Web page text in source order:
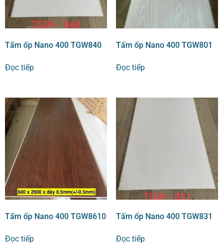
Tấm ốp Nano 400 TGW840
Đọc tiếp
Tấm ốp Nano 400 TGW801
Đọc tiếp
Tấm ốp Nano 400 TGW8610
Đọc tiếp
Tấm ốp Nano 400 TGW831
Đọc tiếp